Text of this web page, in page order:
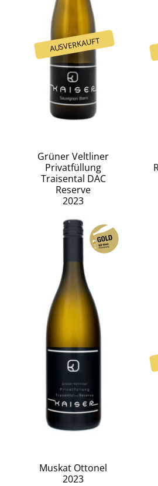
Grüner Veltliner
Privatfüllung
Traisental DAC
Reserve
2023
Muskat Ottonel
2023